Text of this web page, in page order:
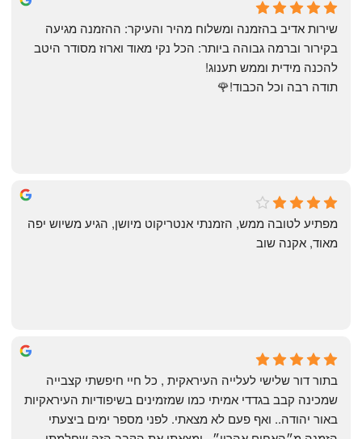
a month ago
michal gottfried
4 months ago
להכנה מידית וממש תענוג!
תודה רבה וכל הכבוד!🌹
שי
4 months ago
מאוד, אקנה שוב